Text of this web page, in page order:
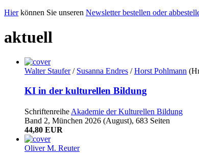
Hierkönnen Sie unseren Newsletter bestellen oder
aktuell
Walter Staufer/ Susanna Endres /Horst Pohlmann
KI in der kulturellen Bildung
Schriftenreihe Akademie der Kulturellen Bildung
Band 2, München 2026 (August), 683 Seiten
44,80 EUR
Oliver M. Reuter